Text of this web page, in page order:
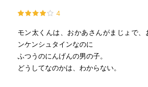
4
モン太くんは、おかあさんがまじょで、
ンケンシュタインなのに
ふつうのにんげんの男の子。
どうしてなのかは、わからない。